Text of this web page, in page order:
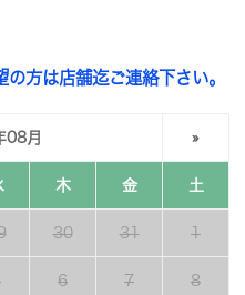
方は店舗迄ご連絡下さい。
08月 »
木 金 土
30 31 1
6 7 8